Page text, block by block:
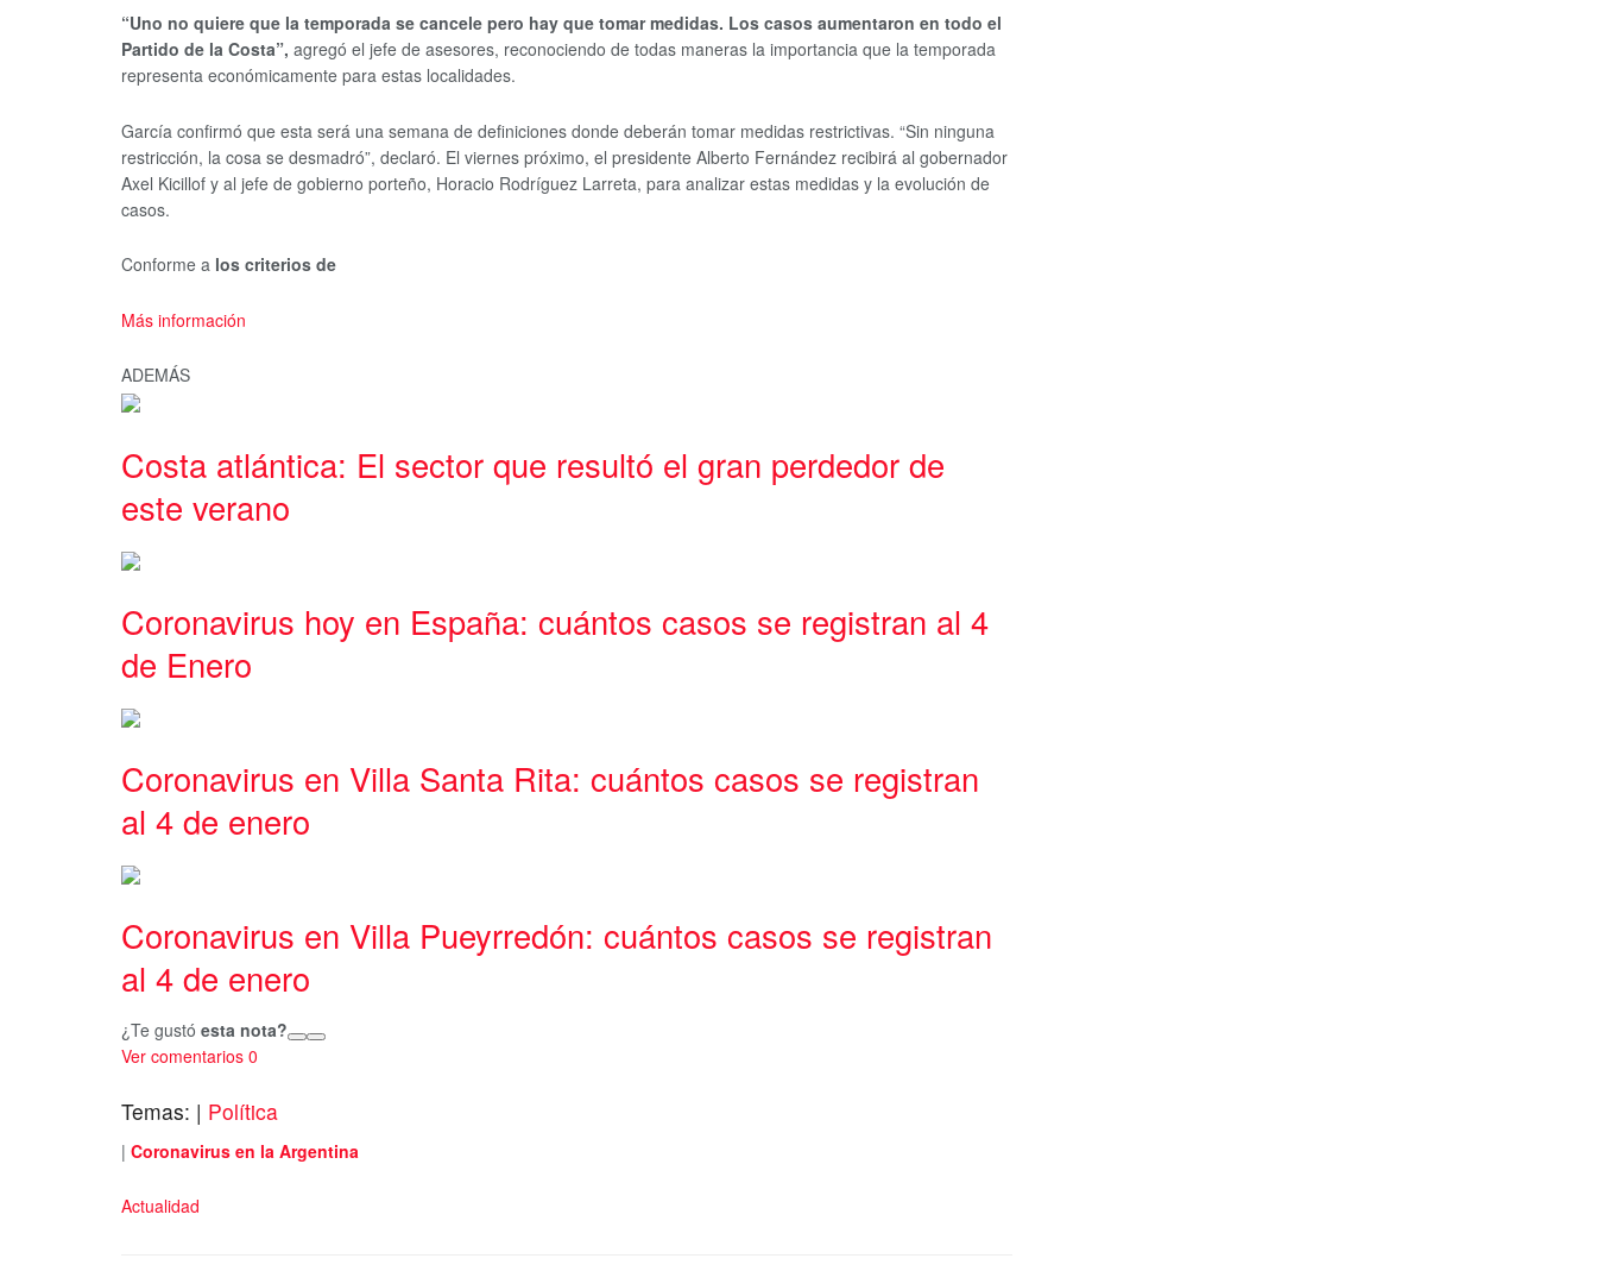
“Uno no quiere que la temporada se cancele pero hay que tomar medidas. Los casos aumentaron en todo el
Partido de la Costa”, agregó el jefe de asesores, reconociendo de todas maneras la importancia que la temporada
representa económicamente para estas localidades.
García confirmó que esta será una semana de definiciones donde deberán tomar medidas restrictivas. “Sin ninguna
restricción, la cosa se desmadró”, declaró. El viernes próximo, el presidente Alberto Fernández recibirá al gobernador
Axel Kicillof y al jefe de gobierno porteño, Horacio Rodríguez Larreta, para analizar estas medidas y la evolución de
casos.
Conforme a los criterios de
Más información
ADEMÁS
Costa atlántica: El sector que resultó el gran perdedor de
este verano
Coronavirus hoy en España: cuántos casos se registran al 4
de Enero
Coronavirus en Villa Santa Rita: cuántos casos se registran
al 4 de enero
Coronavirus en Villa Pueyrredón: cuántos casos se registran
al 4 de enero
¿Te gustó esta nota?
Ver comentarios 0
Temas: | Política
| Coronavirus en la Argentina
Actualidad